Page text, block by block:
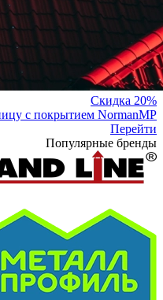
Скидка 20%
с покрытием NormanMP
Перейти
Популярные бренды